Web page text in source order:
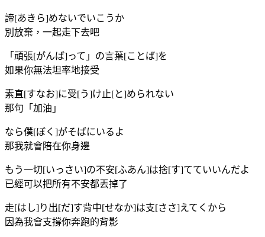
諦[あきら]めないでいこうか
別放棄，一起走下去吧
「頑張[がんば]って」の言葉[ことば]を
如果你無法坦率地接受
素直[すなお]に受[う]け止[と]められない
那句「加油」
なら僕[ぼく]がそばにいるよ
那我就會陪在你身邊
もう一切[いっさい]の不安[ふあん]は捨[す]てていいんだよ
已經可以把所有不安都丟掉了
走[はし]り出[だ]す背中[せなか]は支[ささ]えてくから
因為我會支撐你奔跑的背影